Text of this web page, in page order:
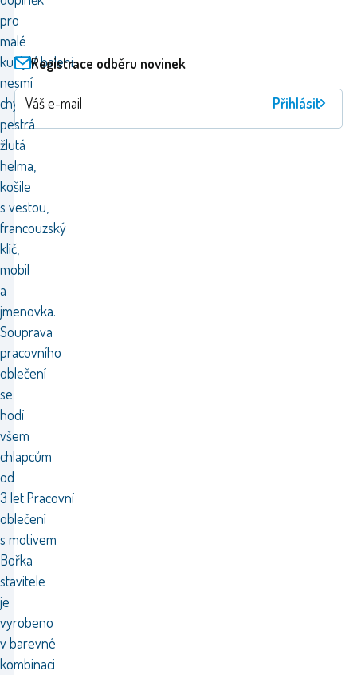
pro
malé
kutily.V balení
nesmí
chybět
pestrá
žlutá
helma,
košile
s vestou,
francouzský
klíč,
mobil
a
jmenovka.
Souprava
pracovního
oblečení
se
hodí
všem
chlapcům
od
3 let.Pracovní
oblečení
s motivem
Bořka
stavitele
je
vyrobeno
v barevné
kombinaci
Registrace odběru novinek
Přihlásit